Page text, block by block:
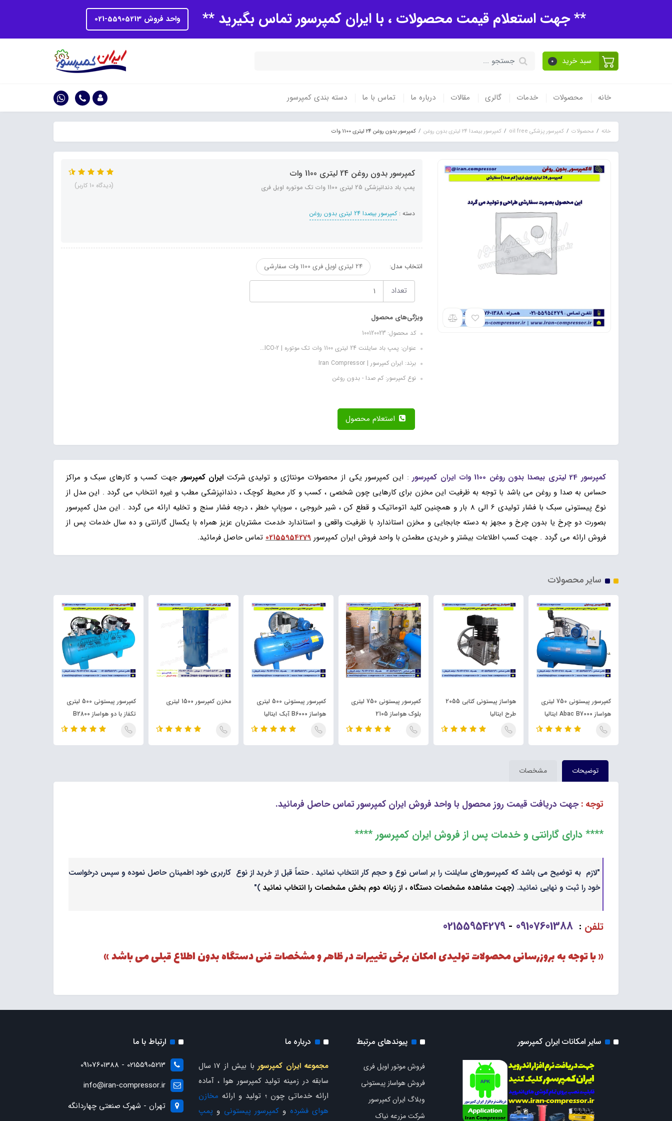
** جهت استعلام قیمت محصولات ، با ایران کمپرسور تماس بگیرید ** واحد فروش 55905213-021
سبد خرید 0
خانه محصولات خدمات گالری مقالات درباره ما تماس با ما دسته بندی کمپرسور
خانه محصولات کمپرسور پزشکی oil free کمپرسور بیصدا 24 لیتری بدون روغن کمپرسور بدون روغن 24 لیتری 1100 وات
کمپرسور بدون روغن 24 لیتری 1100 وات
پمپ باد دندانپزشکی 25 لیتری 1100 وات تک موتوره اویل فری
دسته :کمپرسور بیصدا 24 لیتری بدون روغن
(دیدگاه 10 کاربر)
انتخاب مدل: 24 لیتری اویل فری 1100 وات سفارشی
تعداد
ویژگی‌های محصول
کد محصول: 100120023
عنوان: پمپ باد سایلنت 24 لیتری 1100 وات تک موتوره | ICO-2...
برند: ایران کمپرسور | Iran Compressor
نوع کمپرسور: کم صدا - بدون روغن
کمپرسور 24 لیتری بیصدا بدون روغن 1100 وات ایران کمپرسور : این کمپرسور یکی از محصولات مونتاژی و تولیدی شرکت ایران کمپرسور جهت کسب و کارهای سبک و مراکز
حساس به صدا و روغن می باشد با توجه به ظرفیت این مخزن برای کارهایی چون شخصی ، کسب و کار محیط کوچک ، دندانپزشکی مطب و غیره انتخاب می گردد . این مدل از
نوع پیستونی سبک با فشار تولیدی 6 الی 8 بار و همچنین کلید اتوماتیک و قطع کن ، شیر خروجی ، سوپاپ خطر ، درجه فشار سنج و تخلیه ارائه می گردد . این مدل کمپرسور
بصورت دو چرخ یا بدون چرخ و مجهز به دسته جابجایی و مخزن استاندارد با ظرفیت واقعی و استاندارد خدمت مشتریان عزیز همراه با یکسال گارانتی و ده سال خدمات پس از
فروش ارائه می گردد . جهت کسب اطلاعات بیشتر و خریدی مطمئن با واحد فروش ایران کمپرسور 02155954279 تماس حاصل فرمائید.
سایر محصولات
کمپرسور پیستونی 750 لیتری
هواساز Abac B7000 ایتالیا
هواساز پیستونی کتابی 2055
طرح ایتالیا
کمپرسور پیستونی 750 لیتری
بلوک هواساز 2105
کمپرسور پیستونی 500 لیتری
هواساز B6000 آبک ایتالیا
مخزن کمپرسور 1500 لیتری
کمپرسور پیستونی 500 لیتری
تکفاز با دو هواساز B2800
آبک
توضیحات مشخصات
توجه : جهت دریافت قیمت روز محصول با واحد فروش ایران کمپرسور تماس حاصل فرمائید.
**** دارای گارانتی و خدمات پس از فروش ایران کمپرسور ****
"لازم به توضیح می باشد که کمپرسورهای سایلنت را بر اساس نوع و حجم کار انتخاب نمائید . حتماً قبل از خرید از نوع کاربری خود اطمینان حاصل نموده و سپس درخواست
خود را ثبت و نهایی نمائید. (جهت مشاهده مشخصات دستگاه ، از زبانه دوم بخش مشخصات را انتخاب نمائید )"
تلفن :
09107601388
-
02155954279
« با توجه به بروزرسانی محصولات تولیدی امکان برخی تغییرات در ظاهر و مشخصات فنی دستگاه بدون اطلاع قبلی می باشد »
سایر امکانات ایران کمپرسور پیوندهای مرتبط
فروش موتور اویل فری
فروش هواساز پیستونی
وبلاگ ایران کمپرسور
شرکت مزرعه نیاک
درباره ما
مجموعه ایران کمپرسور
با بیش از 17 سال
سابقه در زمینه تولید کمپرسور هوا ، آماده
ارائه خدماتی چون ؛ تولید و ارائه مخازن
هوای فشرده و کمپرسور پیستونی و پمپ
ارتباط با ما
02155905213 - 09107601388
info@iran-compressor.ir
تهران - شهرک صنعتی چهاردانگه